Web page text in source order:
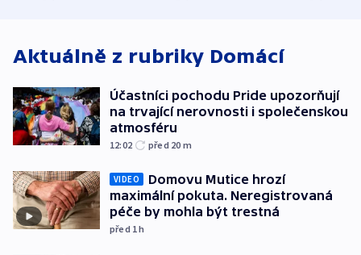
Aktuálně z rubriky Domácí
Účastníci pochodu Pride upozorňují
na trvající nerovnosti i společenskou
atmosféru
12:02 před 20 m
VIDEO
Domovu Mutice hrozí
maximální pokuta. Neregistrovaná
péče by mohla být trestná
před 1h